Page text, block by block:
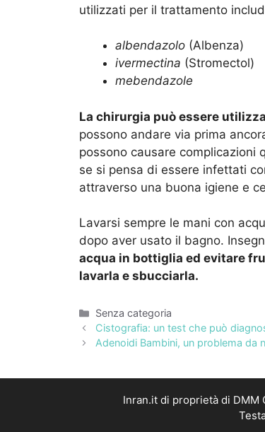
utilizzati per il trattamento
albendazolo (Albenza)
ivermectina (Stromectol)
mebendazole
La chirurgia può essere
possono andare via prima
possono causare complicazioni
se si pensa di essere infettati
attraverso una buona igiene e
Lavarsi sempre le mani con
dopo aver usato il bagno.
acqua in bottiglia ed evitare
lavarla e sbucciarla.
Categorie
Senza categoria
Cistografia: un test che può
Adenoidi Bambini, un problema da
Inran.it di proprietà di DMM